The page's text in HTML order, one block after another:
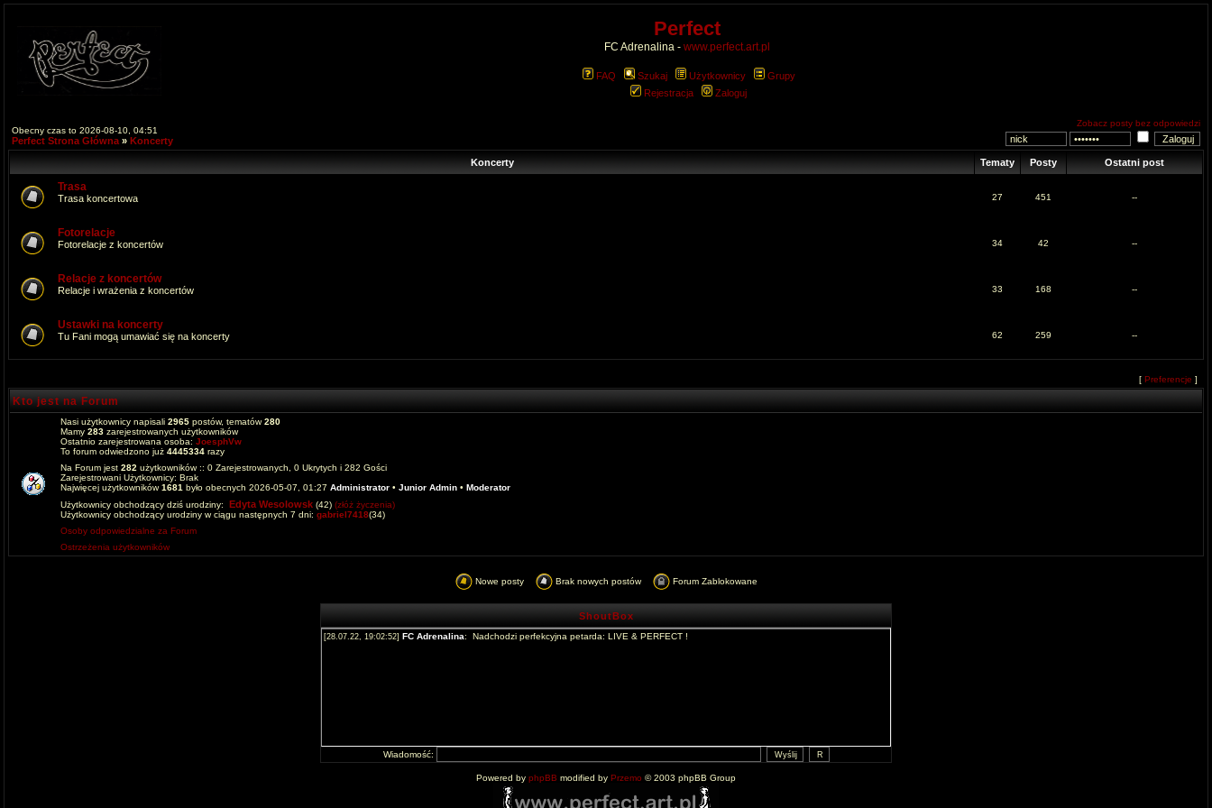
Perfect
FC Adrenalina - www.perfect.art.pl
FAQ Szukaj Użytkownicy
Grupy
Rejestracja
Zaloguj
Obecny czas to 2026-08-10, 04:51
Perfect Strona Główna » Koncerty
Zobacz posty bez odpowiedzi
Koncerty Tematy Posty Ostatni post
Trasa
Trasa koncertowa 27 451 --
Fotorelacje
Fotorelacje z koncertów 34 42 --
Relacje z koncertów
Relacje i wrażenia z koncertów 33 168 --
Ustawki na koncerty
Tu Fani mogą umawiać się na koncerty 62 259 --
[ Preferencje ]
Kto jest na Forum
Nasi użytkownicy napisali 2965 postów, tematów280
Mamy 283 zarejestrowanych użytkowników
Ostatnio zarejestrowana osoba: JoesphVw
To forum odwiedzono już 4445334 razy
Na Forum jest 282 użytkowników :: 0 Zarejestrowanych, 0 Ukrytych i 282 Gości
Zarejestrowani Użytkownicy: Brak
Najwięcej użytkowników1681 było obecnych 2026-05-07, 01:27 Administrator • Junior Admin • Moderator
Użytkownicy obchodzący dziś urodziny: Edyta Wesolowsk (42) (złóż życzenia)
Użytkownicy obchodzący urodziny w ciągu następnych 7 dni: gabriel7418(34)
Osoby odpowiedzialne za Forum
Ostrzeżenia użytkowników
Nowe posty Brak nowych postów Forum Zablokowane
ShoutBox
Wiadomość:
Powered by phpBB modified by Przemo © 2003 phpBB Group